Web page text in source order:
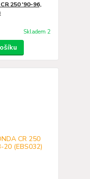
250 '90-96,
Skladem 2